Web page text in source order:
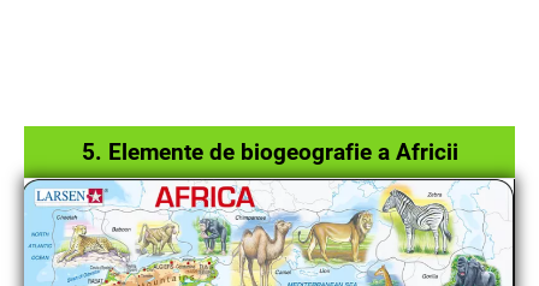
5. Elemente de biogeografie a Africii